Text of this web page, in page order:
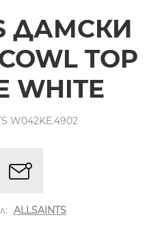
ДАМСКИ
TOP
WHITE
W042KE.4902
ALLSAINTS